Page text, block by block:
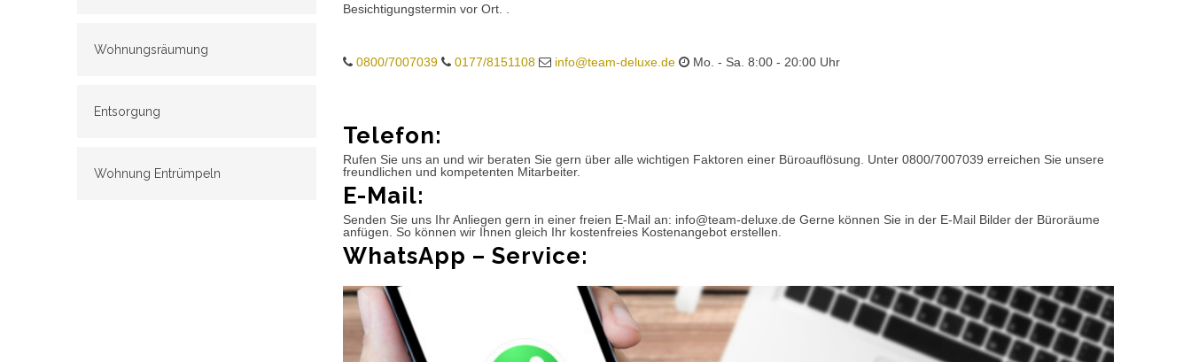
Wohnungsräumung
Entsorgung
Wohnung Entrümpeln
Besichtigungstermin vor Ort. .
0800/7007039 0177/8151108 info@team-deluxe.de Mo. - Sa. 8:00 - 20:00 Uhr
Telefon:
Rufen Sie uns an und wir beraten Sie gern über alle wichtigen Faktoren einer Büroauflösung. Unter 0800/7007039 erreichen Sie unsere
freundlichen und kompetenten Mitarbeiter.
E-Mail:
Senden Sie uns Ihr Anliegen gern in einer freien E-Mail an: info@team-deluxe.de Gerne können Sie in der E-Mail Bilder der Büroräume
anfügen. So können wir Ihnen gleich Ihr kostenfreies Kostenangebot erstellen.
WhatsApp – Service: